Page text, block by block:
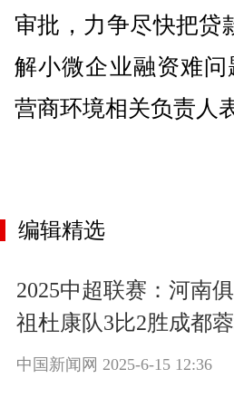
审批，力争尽快把贷
解小微企业融资难
营商环境相关负责人
编辑精选
2025中超联赛：河南
祖杜康队3比2胜成都
中国新闻网 2025-6-15 12:36